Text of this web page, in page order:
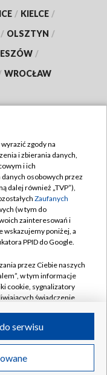
/ KIELCE /
/ OLSZTYN /
/
WROCŁAW
w likwidacji
zgody na
i zbierania danych,
i ich
osobowych przez
dalej również „TVP”),
Zaufanych
(w tym do
zainteresowań i
wskazujemy poniżej, a
PPID do Google.
przez Ciebie naszych
w tym informacje
cookie, sygnalizatory
świadczenie
przez Ciebie
IP, identyfikatory
serwisu